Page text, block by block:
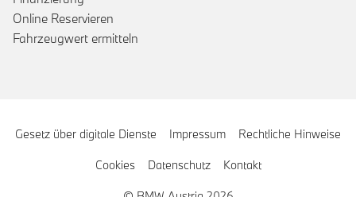
Online Reservieren
Fahrzeugwert ermitteln
Gesetz über digitale Dienste Impressum Rechtliche Hinweise
Cookies Datenschutz Kontakt